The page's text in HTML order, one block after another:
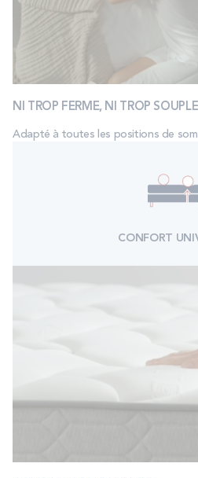
NI TROP FERME, NI TROP SOUPLE
Adapté à toutes les positions de
CONFORT